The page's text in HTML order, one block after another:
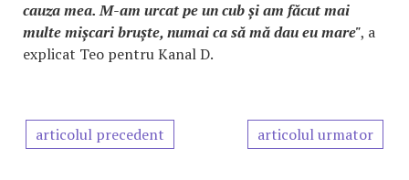
cauza mea. M-am urcat pe un cub și am făcut mai
multe mișcari bruște, numai ca să mă dau eu mare", a
explicat Teo pentru Kanal D.
articolul precedent articolul urmator